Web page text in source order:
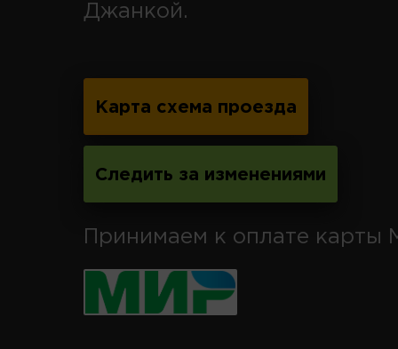
Джанкой.
Карта схема проезда
Следить за изменениями
Принимаем к оплате карты